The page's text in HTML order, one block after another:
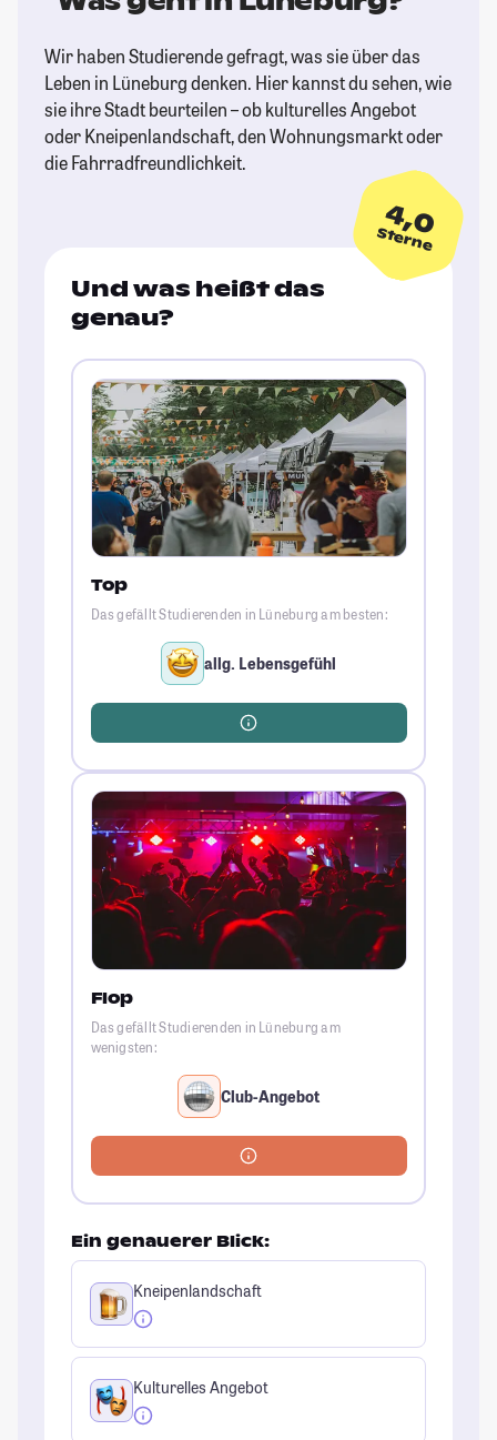
Wir haben Studierende gefragt, was sie über das
Leben in Lüneburg denken. Hier kannst du sehen, wie
sie ihre Stadt beurteilen – ob kulturelles Angebot
oder Kneipenlandschaft, den Wohnungsmarkt oder
die Fahrradfreundlichkeit.
4,0
Sterne
Und was heißt das
genau?
Top
Das gefällt Studierenden in Lüneburg am besten:
allg. Lebensgefühl
Flop
Das gefällt Studierenden in Lüneburg am
wenigsten:
Club-Angebot
Ein genauerer Blick:
Kneipenlandschaft
Kulturelles Angebot